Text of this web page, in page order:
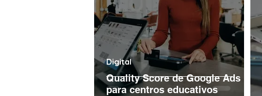
Quality Score de Google Ads
para centros educativos
Digital